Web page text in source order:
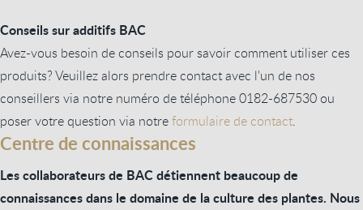
Conseils sur additifs BAC
Avez-vous besoin de conseils pour savoir comment utiliser ces
produits? Veuillez alors prendre contact avec l'un de nos
conseillers via notre numéro de téléphone 0182-687530 ou
poser votre question via notreformulaire de contact.
Centre de connaissances
Les collaborateurs de BAC détiennent beaucoup de
connaissances dans le domaine de la culture des plantes. Nous